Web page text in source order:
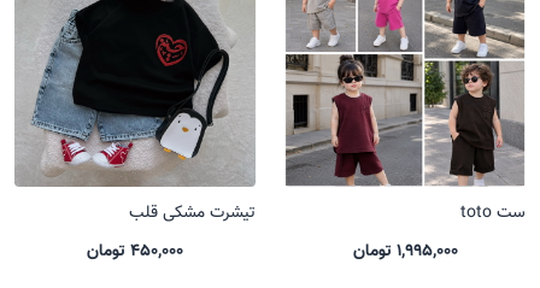
ست toto
1,995,000 تومان
تیشرت مشکی قلب
450,000 تومان